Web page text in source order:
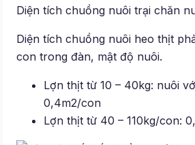
Diện tích chuồng nuôi trại chăn
Diện tích chuồng nuôi heo thịt
con trong đàn, mật độ nuôi.
Lợn thịt từ 10 – 40kg: nuôi
0,4m2/con
Lợn thịt từ 40 – 110kg/con: